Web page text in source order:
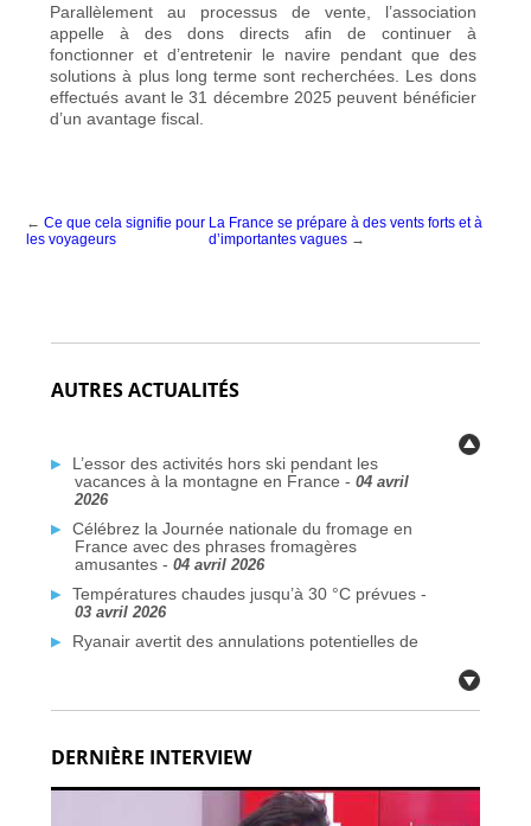
Parallèlement au processus de vente, l’association
appelle à des dons directs afin de continuer à
fonctionner et d’entretenir le navire pendant que des
solutions à plus long terme sont recherchées. Les dons
effectués avant le 31 décembre 2025 peuvent bénéficier
d’un avantage fiscal
←Ce que cela signifie pour
les voyageurs
La France se prépare à des vents forts et à
d’importantes vagues →
AUTRES ACTUALITÉS
L’essor des activités hors ski pendant les
vacances à la montagne en France - 04 avril
2026
Célébrez la Journée nationale du fromage en
France avec des phrases fromagères
amusantes - 04 avril 2026
Températures chaudes jusqu’à 30 °C prévues -
03 avril 2026
Ryanair avertit des annulations potentielles de
Plus de traversées Dunkerque–Rosslare
Des communes françaises face à la crise de
Citoyens britanniques à double nationalité :
défis de voyage face aux nouvelles règles de
DERNIÈRE INTERVIEW